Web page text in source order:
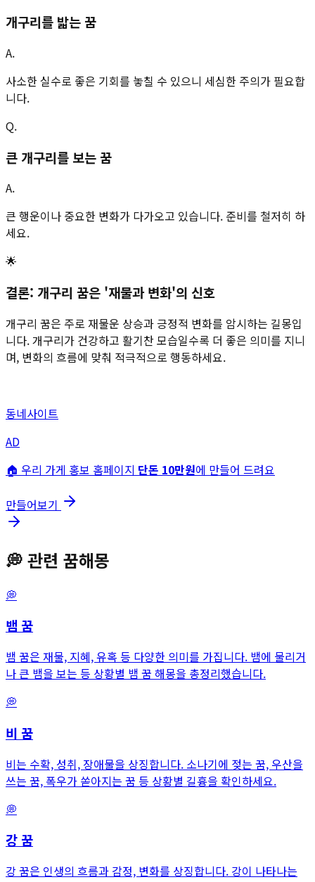
개구리를 밟는 꿈
A.
사소한 실수로 좋은 기회를 놓칠 수 있으니 세심한 주의가 필요합
니다.
Q.
큰 개구리를 보는 꿈
A.
큰 행운이나 중요한 변화가 다가오고 있습니다. 준비를 철저히 하
세요.
🌟
결론: 개구리 꿈은 '재물과 변화'의 신호
개구리 꿈은 주로 재물운 상승과 긍정적 변화를 암시하는 길몽입
니다. 개구리가 건강하고 활기찬 모습일수록 더 좋은 의미를 지니
며, 변화의 흐름에 맞춰 적극적으로 행동하세요.
동네사이트
AD
🏠 우리 가게 홍보 홈페이지 단돈 10만원에 만들어 드려요
만들어보기
💭 관련 꿈해몽
💭
뱀 꿈
뱀 꿈은 재물, 지혜, 유혹 등 다양한 의미를 가집니다. 뱀에 물리거
나 큰 뱀을 보는 등 상황별 뱀 꿈 해몽을 총정리했습니다.
💭
비 꿈
비는 수확, 성취, 장애물을 상징합니다. 소나기에 젖는 꿈, 우산을
쓰는 꿈, 폭우가 쏟아지는 꿈 등 상황별 길흉을 확인하세요.
💭
강 꿈
강 꿈은 인생의 흐름과 감정, 변화를 상징합니다. 강이 나타나는